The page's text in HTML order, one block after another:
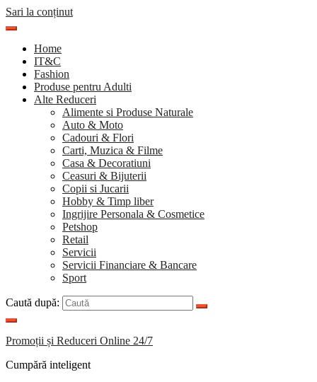
Sari la conținut
Home
IT&C
Fashion
Produse pentru Adulti
Alte Reduceri
Alimente si Produse Naturale
Auto & Moto
Cadouri & Flori
Carti, Muzica & Filme
Casa & Decoratiuni
Ceasuri & Bijuterii
Copii si Jucarii
Hobby & Timp liber
Ingrijire Personala & Cosmetice
Petshop
Retail
Servicii
Servicii Financiare & Bancare
Sport
Caută după:
Promoții și Reduceri Online 24/7
Cumpără inteligent